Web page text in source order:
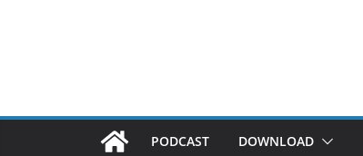
PODCAST DOWNLOAD